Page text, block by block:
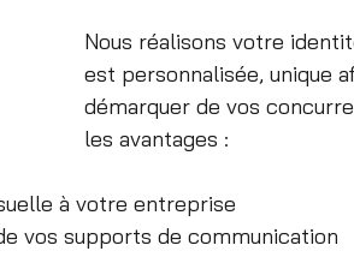
Nous réalisons votre
est personnalisée, unique
démarquer de vos
les avantages :
à votre entreprise
vos supports de communication